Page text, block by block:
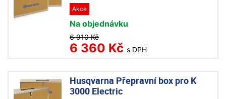
Akce
Na objednávku
6 910 Kč
6 360 Kč s DPH
Husqvarna Přepravní box pro K
3000 Electric